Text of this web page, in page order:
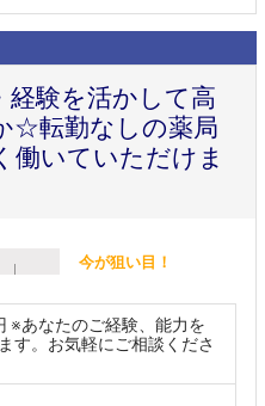
経験を活かして高
☆転勤なしの薬局
働いていただけま
今が狙い目！
※あなたのご経験、能力を
す。お気軽にご相談くださ